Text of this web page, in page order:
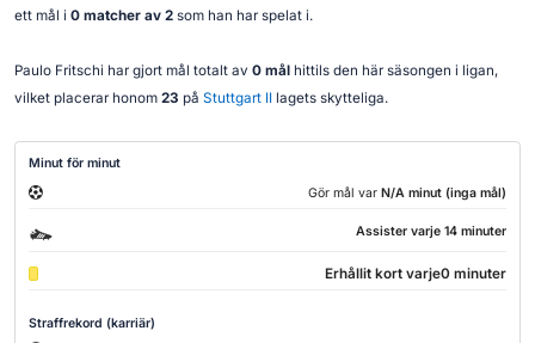
ett mål i 0 matcher av 2som han har spelat i.
Paulo Fritschi har gjort mål totalt av 0 mål hittils den här säsongen i ligan,
vilket placerar honom 23 på Stuttgart II lagets skytteliga.
Minut för minut
Gör mål var N/A minut (inga mål)
Assister varje 14 minuter
Erhållit kort varje0 minuter
Straffrekord (karriär)